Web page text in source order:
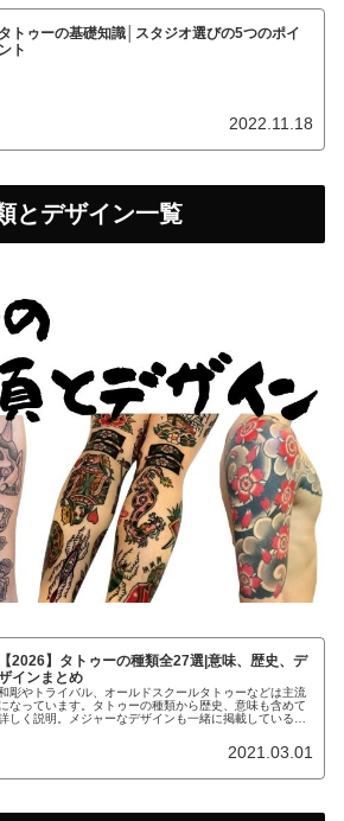
タトゥーの基礎知識│スタジオ選びの5つのポイ
ント
2022.11.18
とデザイン一覧
【2026】タトゥーの種類全27選|意味、歴史、デ
インまとめ
彫やトライバル、オールドスクールタトゥーなどは主流
になっています。タトゥーの種類から歴史、意味も含めて
しく説明。メジャーなデザインも一緒に掲載しているの
2021.03.01